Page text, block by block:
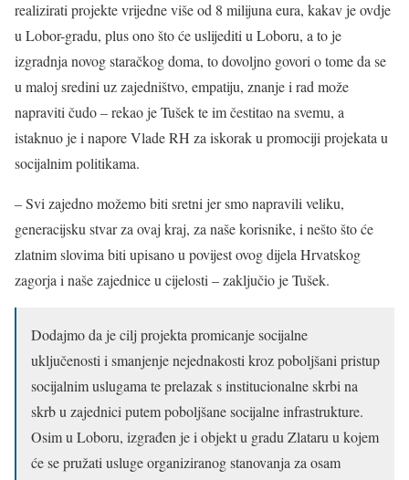
realizirati projekte vrijedne više od 8 milijuna eura, kakav je ovdje
u Lobor-gradu, plus ono što će uslijediti u Loboru, a to je
izgradnja novog staračkog doma, to dovoljno govori o tome da se
u maloj sredini uz zajedništvo, empatiju, znanje i rad može
napraviti čudo – rekao je Tušek te im čestitao na svemu, a
istaknuo je i napore Vlade RH za iskorak u promociji projekata u
socijalnim politikama.
– Svi zajedno možemo biti sretni jer smo napravili veliku,
generacijsku stvar za ovaj kraj, za naše korisnike, i nešto što će
zlatnim slovima biti upisano u povijest ovog dijela Hrvatskog
zagorja i naše zajednice u cijelosti – zaključio je Tušek.
Dodajmo da je cilj projekta promicanje socijalne
uključenosti i smanjenje nejednakosti kroz poboljšani pristup
socijalnim uslugama te prelazak s institucionalne skrbi na
skrb u zajednici putem poboljšane socijalne infrastrukture.
Osim u Loboru, izgrađen je i objekt u gradu Zlataru u kojem
će se pružati usluge organiziranog stanovanja za osam